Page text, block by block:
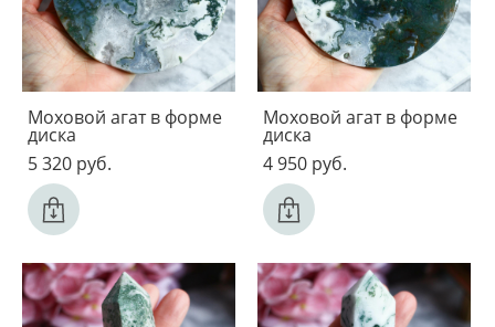
Моховой агат в форме
диска
5 320 pуб.
Моховой агат в форме
диска
4 950 pуб.